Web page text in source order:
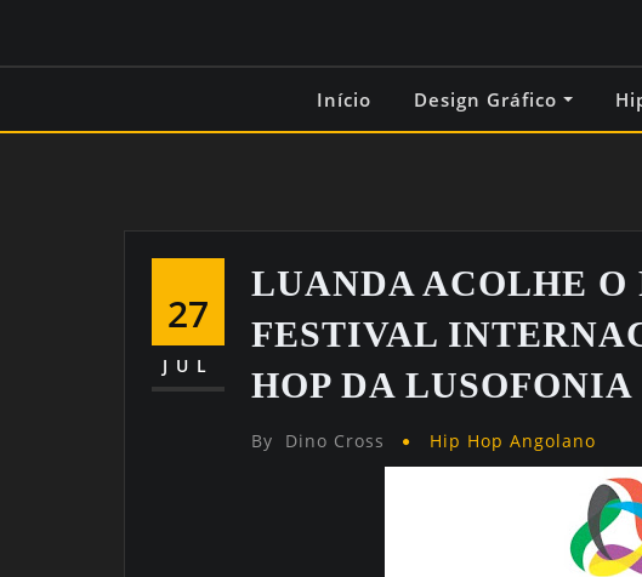
Início Design Gráfico
27
JUL
LUANDA ACOLHE O
FESTIVAL
HOP DA LUSOFONIA
By Dino Cross Hip Hop Angolano